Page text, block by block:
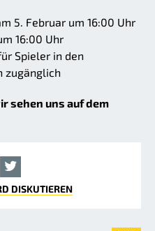
5. Februar um 16:00 Uhr
16:00 Uhr
Spieler in den
zugänglich
sehen uns auf dem
DISKUTIEREN